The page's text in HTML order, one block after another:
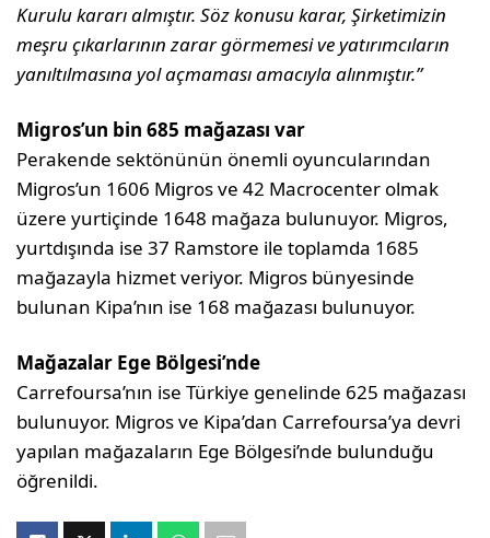
Kurulu kararı almıştır. Söz konusu karar, Şirketimizin
meşru çıkarlarının zarar görmemesi ve yatırımcıların
yanıltılmasına yol açmaması amacıyla alınmıştır.”
Migros’un bin 685 mağazası var
Perakende sektönünün önemli oyuncularından
Migros’un 1606 Migros ve 42 Macrocenter olmak
üzere yurtiçinde 1648 mağaza bulunuyor. Migros,
yurtdışında ise 37 Ramstore ile toplamda 1685
mağazayla hizmet veriyor. Migros bünyesinde
bulunan Kipa’nın ise 168 mağazası bulunuyor.
Mağazalar Ege Bölgesi’nde
Carrefoursa’nın ise Türkiye genelinde 625 mağazası
bulunuyor. Migros ve Kipa’dan Carrefoursa’ya devri
yapılan mağazaların Ege Bölgesi’nde bulunduğu
öğrenildi.